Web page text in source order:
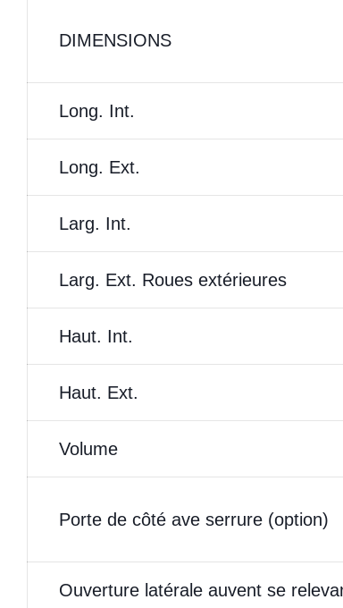
DIMENSIONS
Long. Int.
Long. Ext.
Larg. Int.
Larg. Ext. Roues extérieures
Haut. Int.
Haut. Ext.
Volume
Porte de côté ave serrure (option)
Ouverture latérale auvent se